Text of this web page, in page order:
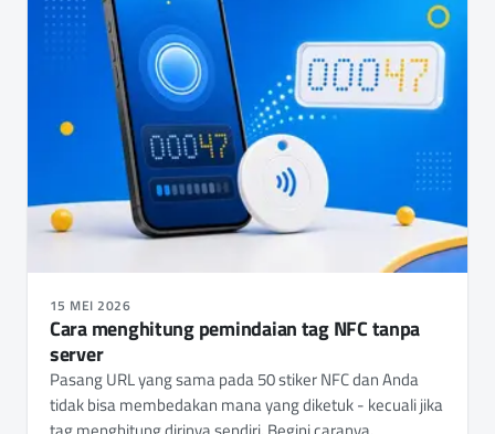
15 MEI 2026
Cara menghitung pemindaian tag NFC tanpa
server
Pasang URL yang sama pada 50 stiker NFC dan Anda
tidak bisa membedakan mana yang diketuk - kecuali jika